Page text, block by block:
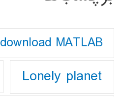
download MATLAB
Lonely planet